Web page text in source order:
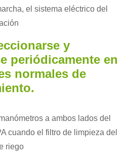
el sistema eléctrico del
y
periódicamente en
normales de
a ambos lados del
cuando el filtro de limpieza del
riego